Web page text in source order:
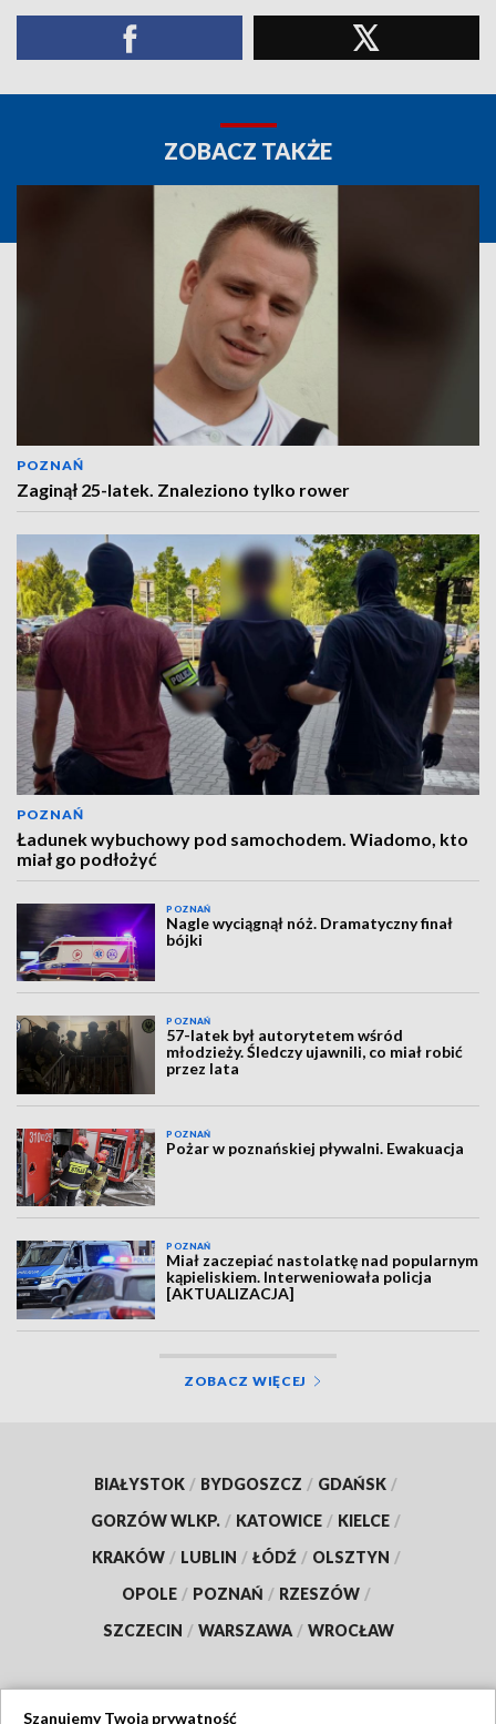
ZOBACZ TAKŻE
POZNAŃ
Zaginął 25-latek. Znaleziono tylko rower
POZNAŃ
Ładunek wybuchowy pod samochodem. Wiadomo, kto
miał go podłożyć
POZNAŃ
Nagle wyciągnął nóż. Dramatyczny finał
bójki
POZNAŃ
57-latek był autorytetem wśród
młodzieży. Śledczy ujawnili, co miał robić
przez lata
POZNAŃ
Pożar w poznańskiej pływalni. Ewakuacja
POZNAŃ
Miał zaczepiać nastolatkę nad popularnym
kąpieliskiem. Interweniowała policja
[AKTUALIZACJA]
ZOBACZ WIĘCEJ
BIAŁYSTOK / BYDGOSZCZ / GDAŃSK /
GORZÓW WLKP. / KATOWICE / KIELCE /
KRAKÓW / LUBLIN / ŁÓDŹ / OLSZTYN /
OPOLE / POZNAŃ / RZESZÓW /
SZCZECIN / WARSZAWA / WROCŁAW
Szanujemy Twoją prywatność